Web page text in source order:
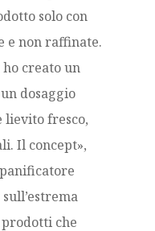
solo con
e non raffinate.
ho creato un
dosaggio
lievito fresco,
Il concept»,
prodotti che